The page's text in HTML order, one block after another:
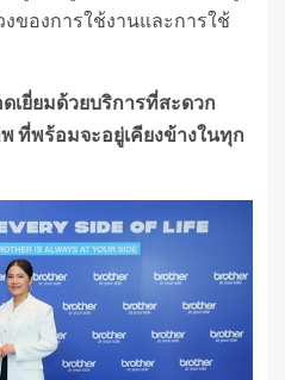
งของการใช้งานและการใช้
เยี่ยมด้วยบริการที่สะดวก
ที่พร้อมจะอยู่เคียงข้างในทุก